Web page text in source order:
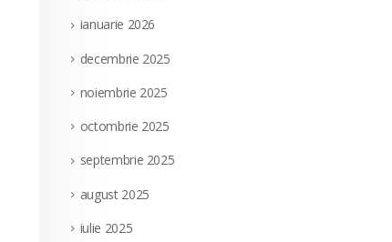
ianuarie 2026
decembrie 2025
noiembrie 2025
octombrie 2025
septembrie 2025
august 2025
iulie 2025